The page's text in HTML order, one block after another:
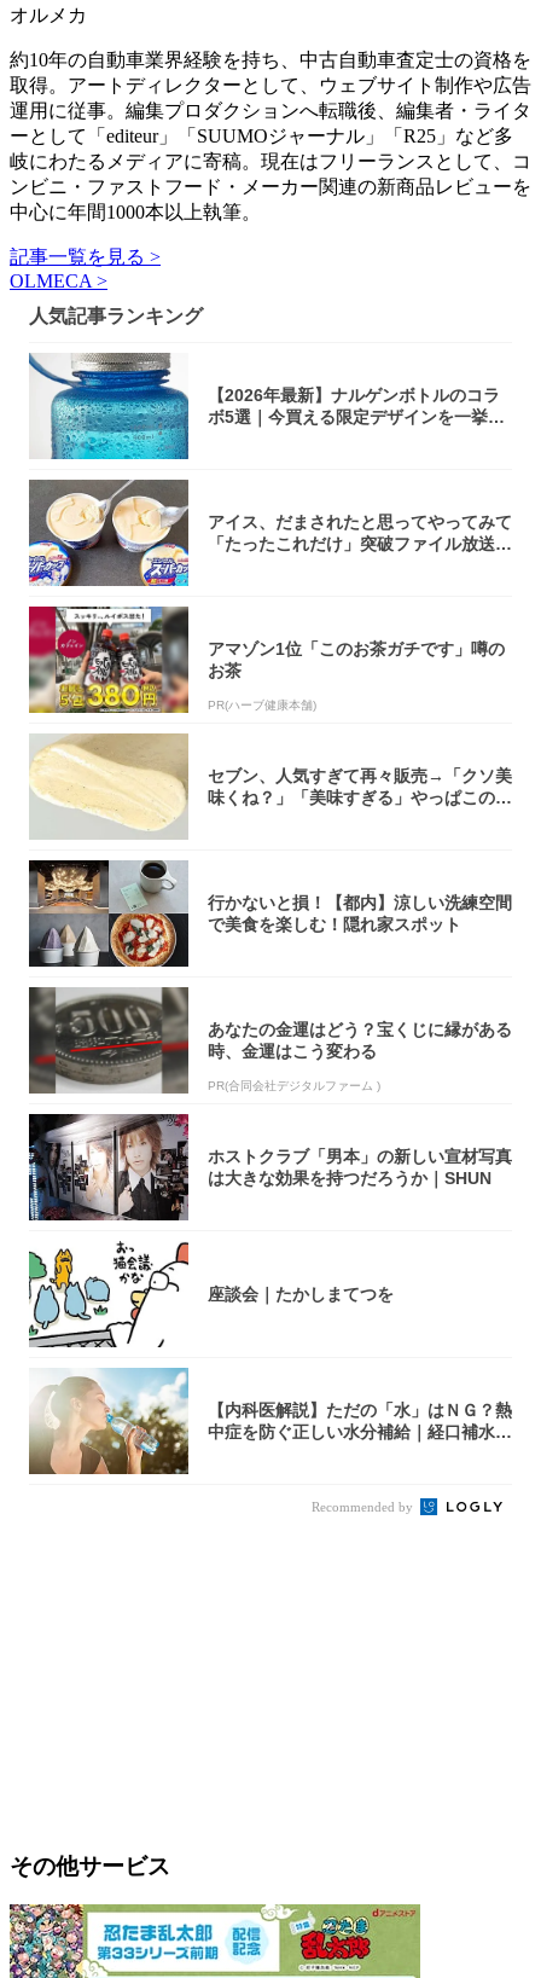
オルメカ
約10年の自動車業界経験を持ち、中古自動車査定士の資格を
取得。アートディレクターとして、ウェブサイト制作や広告
運用に従事。編集プロダクションへ転職後、編集者・ライタ
ーとして「editeur」「SUUMOジャーナル」「R25」など多
岐にわたるメディアに寄稿。現在はフリーランスとして、コ
ンビニ・ファストフード・メーカー関連の新商品レビューを
中心に年間1000本以上執筆。
記事一覧を見る >
OLMECA >
人気記事ランキング
【2026年最新】ナルゲンボトルのコラ
ボ5選｜今買える限定デザインを一挙紹
アイス、だまされたと思ってやってみて
「たったこれだけ」突破ファイル放送で
アマゾン1位「このお茶ガチです」噂の
お茶
PR(ハーブ健康本舗)
セブン、人気すぎて再々販売→「クソ美
味くね？」「美味すぎる」やっぱこのク
行かないと損！【都内】涼しい洗練空間
で美食を楽しむ！隠れ家スポット
あなたの金運はどう？宝くじに縁がある
時、金運はこう変わる
PR(合同会社デジタルファーム )
ホストクラブ「男本」の新しい宣材写真
は大きな効果を持つだろうか｜SHUN
座談会｜たかしまてつを
【内科医解説】ただの「水」はＮＧ？熱
中症を防ぐ正しい水分補給｜経口補水
Recommended by
その他サービス